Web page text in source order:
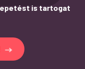
is tartogat